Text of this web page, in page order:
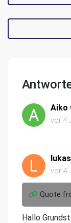
Aiko
vor 4
vor 4
Quote
Hallo